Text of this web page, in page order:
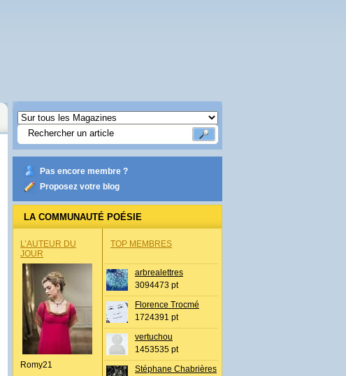
Pas encore membre ?
Proposez votre blog
LA COMMUNAUTÉ POÉSIE
L’AUTEUR DU
JOUR
Romy21
TOP MEMBRES
arbrealettres
3094473 pt
Florence Trocmé
1724391 pt
vertuchou
1453535 pt
Stéphane Chabrières